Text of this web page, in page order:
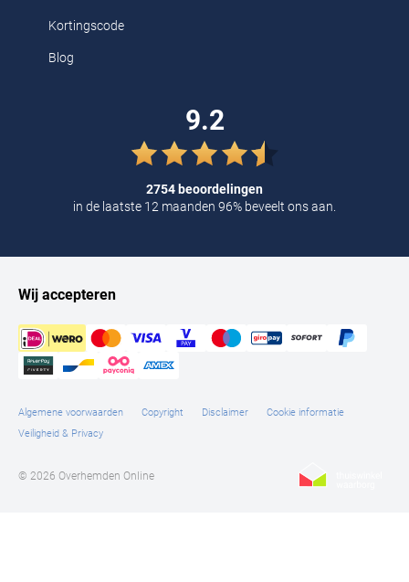
Kortingscode
Blog
9.2
2754 beoordelingen
in de laatste 12 maanden 96% beveelt ons aan.
Wij accepteren
Algemene voorwaarden Copyright Disclaimer
Cookie informatie
Veiligheid & Privacy
© 2026 Overhemden Online